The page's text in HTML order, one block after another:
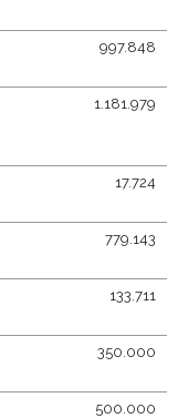
997.848
1.181.979
17.724
779.143
133.711
350.000
500.000